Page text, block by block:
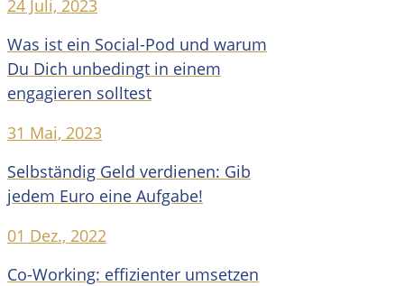
24 Juli, 2023
Was ist ein Social-Pod und warum
Du Dich unbedingt in einem
engagieren solltest
31 Mai, 2023
Selbständig Geld verdienen: Gib
jedem Euro eine Aufgabe!
01 Dez., 2022
Co-Working: effizienter umsetzen